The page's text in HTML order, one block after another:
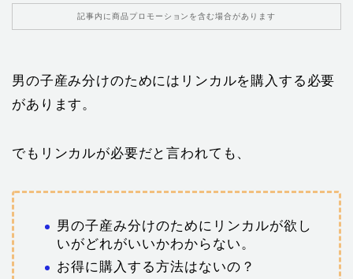
記事内に商品プロモーションを含む場合があります
男の子産み分けのためにはリンカルを購入する必要
があります。
でもリンカルが必要だと言われても、
男の子産み分けのためにリンカルが欲し
いがどれがいいかわからない。
お得に購入する方法はないの？